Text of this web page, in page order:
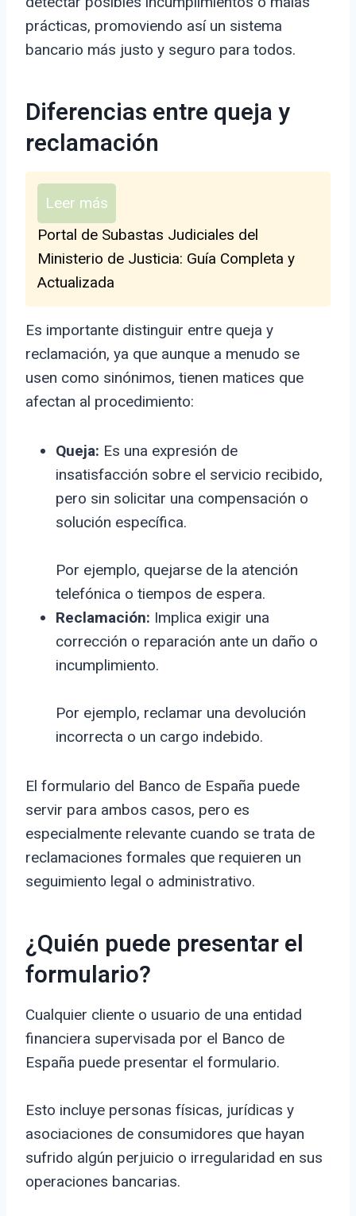
prácticas, promoviendo así un sistema
bancario más justo y seguro para todos.
Diferencias entre queja y
reclamación
Leer más
Portal de Subastas Judiciales del
Ministerio de Justicia: Guía Completa y
Actualizada
Es importante distinguir entre queja y
reclamación, ya que aunque a menudo se
usen como sinónimos, tienen matices que
afectan al procedimiento:
Queja: Es una expresión de
insatisfacción sobre el servicio recibido,
pero sin solicitar una compensación o
solución específica.
Por ejemplo, quejarse de la atención
telefónica o tiempos de espera.
Reclamación: Implica exigir una
corrección o reparación ante un daño o
incumplimiento.
Por ejemplo, reclamar una devolución
incorrecta o un cargo indebido.
El formulario del Banco de España puede
servir para ambos casos, pero es
especialmente relevante cuando se trata de
reclamaciones formales que requieren un
seguimiento legal o administrativo.
¿Quién puede presentar el
formulario?
Cualquier cliente o usuario de una entidad
financiera supervisada por el Banco de
España puede presentar el formulario.
Esto incluye personas físicas, jurídicas y
asociaciones de consumidores que hayan
sufrido algún perjuicio o irregularidad en sus
operaciones bancarias.